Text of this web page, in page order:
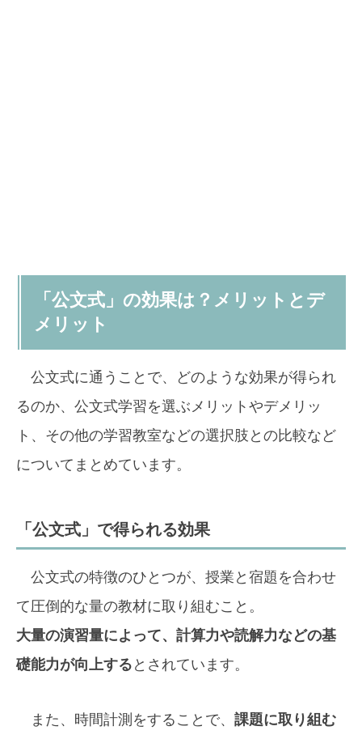
「公文式」の効果は？メリットとデ
メリット
公文式に通うことで、どのような効果が得られ
るのか、公文式学習を選ぶメリットやデメリッ
ト、その他の学習教室などの選択肢との比較など
についてまとめています。
「公文式」で得られる効果
公文式の特徴のひとつが、授業と宿題を合わせ
て圧倒的な量の教材に取り組むこと。
大量の演習量によって、計算力や読解力などの基
礎能力が向上する とされています。
また、時間計測をすることで、 課題に取り組む